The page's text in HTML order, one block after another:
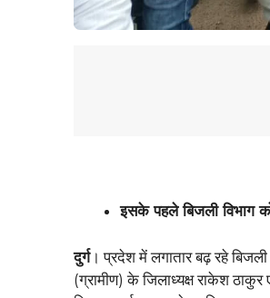
इसके पहले बिजली विभाग
दुर्ग। प्रदेश में लगातार बढ़ रहे
(ग्रामीण) के जिलाध्यक्ष राकेश